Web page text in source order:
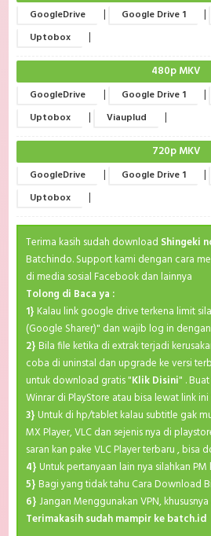
GoogleDrive | Google Drive 1 |
Uptobox |
480p MKV
GoogleDrive | Google Drive 1 |
Uptobox | Viauplud |
720p MKV
GoogleDrive | Google Drive 1 |
Uptobox |
Terima kasih sudah download Shingeki
Batchindo. Support kami dengan cara
di media sosial Facebook dan lainnya
Tolong di Baca ya :
1} Kalau link google drive terkena limit
(Google Sharer)" dan wajib log in
2} Bila file ketika di extrak terjadi
coba di uninstal dan upgrade ke versi
untuk download gratis "Klik Disini" .
Winrar di PlayStore atau bisa lewat link ini
3} Untuk di hp/tablet kalau subtitle gak
MX Player, VLC dan sejenis nya di
saran kan pake VLC Player terbaru , bisa
4} Untuk pertanyaan lain nya silahkan PM
5} Bagi yang tidak tahu Cara Download
6}Jangan Menggunakan VPN, khususnya
Terimakasih sudah mampir ke batch.id